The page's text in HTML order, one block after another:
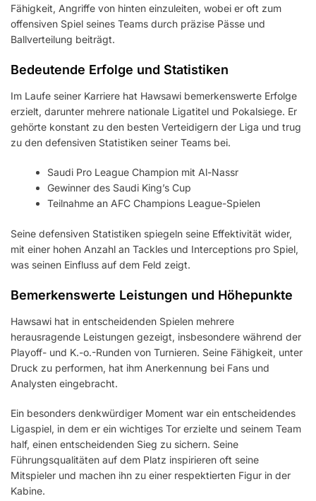
Fähigkeit, Angriffe von hinten einzuleiten, wobei er oft zum
offensiven Spiel seines Teams durch präzise Pässe und
Ballverteilung beiträgt.
Bedeutende Erfolge und Statistiken
Im Laufe seiner Karriere hat Hawsawi bemerkenswerte Erfolge
erzielt, darunter mehrere nationale Ligatitel und Pokalsiege. Er
gehörte konstant zu den besten Verteidigern der Liga und trug
zu den defensiven Statistiken seiner Teams bei.
Saudi Pro League Champion mit Al-Nassr
Gewinner des Saudi King’s Cup
Teilnahme an AFC Champions League-Spielen
Seine defensiven Statistiken spiegeln seine Effektivität wider,
mit einer hohen Anzahl an Tackles und Interceptions pro Spiel,
was seinen Einfluss auf dem Feld zeigt.
Bemerkenswerte Leistungen und Höhepunkte
Hawsawi hat in entscheidenden Spielen mehrere
herausragende Leistungen gezeigt, insbesondere während der
Playoff- und K.-o.-Runden von Turnieren. Seine Fähigkeit, unter
Druck zu performen, hat ihm Anerkennung bei Fans und
Analysten eingebracht.
Ein besonders denkwürdiger Moment war ein entscheidendes
Ligaspiel, in dem er ein wichtiges Tor erzielte und seinem Team
half, einen entscheidenden Sieg zu sichern. Seine
Führungsqualitäten auf dem Platz inspirieren oft seine
Mitspieler und machen ihn zu einer respektierten Figur in der
Kabine.